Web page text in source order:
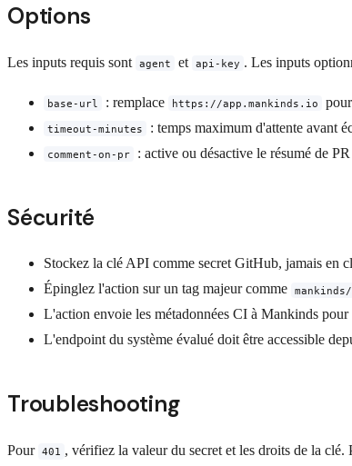
Options
Les inputs requis sont agent et api-key . Les inputs
base-url : remplace https://app.mankinds.io
timeout-minutes : temps maximum d'attente avant
comment-on-pr : active ou désactive le résumé de
Sécurité
Stockez la clé API comme secret GitHub, jamais en
Épinglez l'action sur un tag majeur comme
L'action envoie les métadonnées CI à Mankinds
L'endpoint du système évalué doit être accessible
Troubleshooting
Pour 401 , vérifiez la valeur du secret et les droits de la clé.